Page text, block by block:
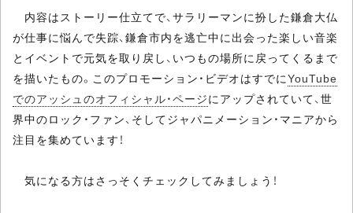
内容はストーリー仕立てで、サラリーマンに扮した鎌倉大仏
が仕事に悩んで失踪、鎌倉市内を逃亡中に出会った楽しい音楽
とイベントで元気を取り戻し、いつもの場所に戻ってくるまで
を描いたもの。このプロモーション・ビデオはすでにYouTube
でのアッシュのオフィシャル・ページにアップされていて、世
界中のロック・ファン、そしてジャパニメーション・マニアから
注目を集めています！
気になる方はさっそくチェックしてみましょう！